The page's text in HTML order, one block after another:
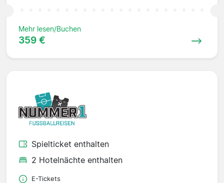
Mehr lesen/Buchen
359 €
Spielticket enthalten
2 Hotelnächte enthalten
E-Tickets